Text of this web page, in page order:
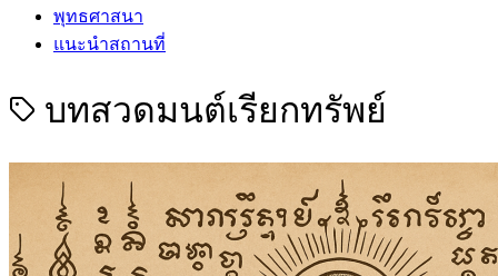
พุทธศาสนา
แนะนำสถานที่
บทสวดมนต์เรียกทรัพย์